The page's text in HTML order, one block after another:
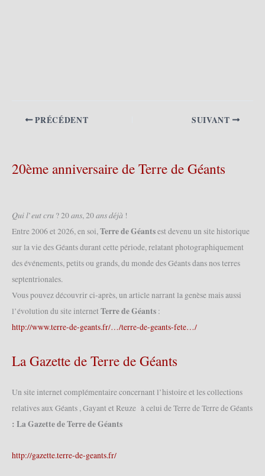
PRÉCÉDENT SUIVANT
20ème anniversaire de Terre de Géants
𝑄𝑢𝑖 𝑙’𝑒𝑢𝑡 𝑐𝑟𝑢 ? 20 𝑎𝑛𝑠, 20 𝑎𝑛𝑠 𝑑𝑒́𝑗𝑎̀ !
Entre 2006 et 2026, en soi,Terre de Géantsest devenu un site historique
sur la vie des Géants durant cette période, relatant photographiquement
des événements, petits ou grands, du monde des Géants dans nos terres
septentrionales.
Vous pouvez découvrir ci-après, un article narrant la genèse mais aussi
l’évolution du site internet Terre de Géants :
http://www.terre-de-geants.fr/…/terre-de-geants-fete…/
La Gazette de Terre de Géants
Un site internet complémentaire concernant l’histoire et les collections
relatives aux Géants , Gayant et Reuze à celui de Terre de Terre de Géants
: La Gazette de Terre de Géants
http://gazette.terre-de-geants.fr/